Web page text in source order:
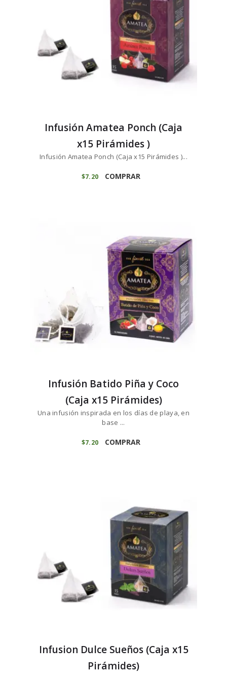
Infusión Amatea Ponch (Caja
x15 Pirámides )
Infusión Amatea Ponch (Caja x15 Pirámides )...
$7 20 COMPRAR
Infusión Batido Piña y Coco
(Caja x15 Pirámides)
Una infusión inspirada en los días de playa, en
base ...
$7 20 COMPRAR
Infusion Dulce Sueños (Caja x15
Pirámides)